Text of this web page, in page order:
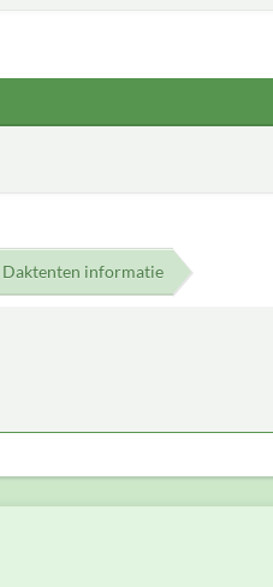
Daktenten informatie